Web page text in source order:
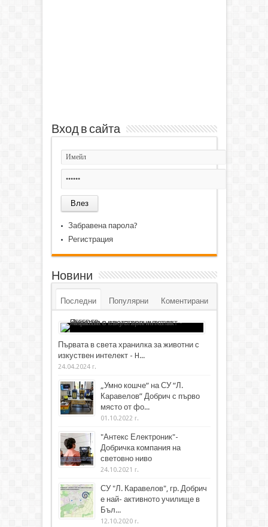
Вход в сайта
Забравена парола?
Регистрация
Новини
Последни Популярни Коментирани
Първата в света хранилка за животни с
изкуствен интелект - H...
24.04.2024 г.
„Умно кошче“ на СУ “Л.
Каравелов” Добрич с първо
място от фо...
01.10.2022 г.
"Антекс Електроник"-
Добричка компания на
световно ниво
24.10.2021 г.
СУ "Л. Каравелов", гр. Добрич
е най- активното училище в
Бъл...
12.10.2020 г.